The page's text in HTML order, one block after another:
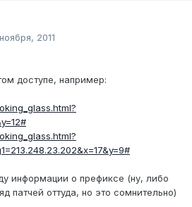
2011
доступе, например:
информации о префиксе (ну, либо
патчей оттуда, но это сомнительно)